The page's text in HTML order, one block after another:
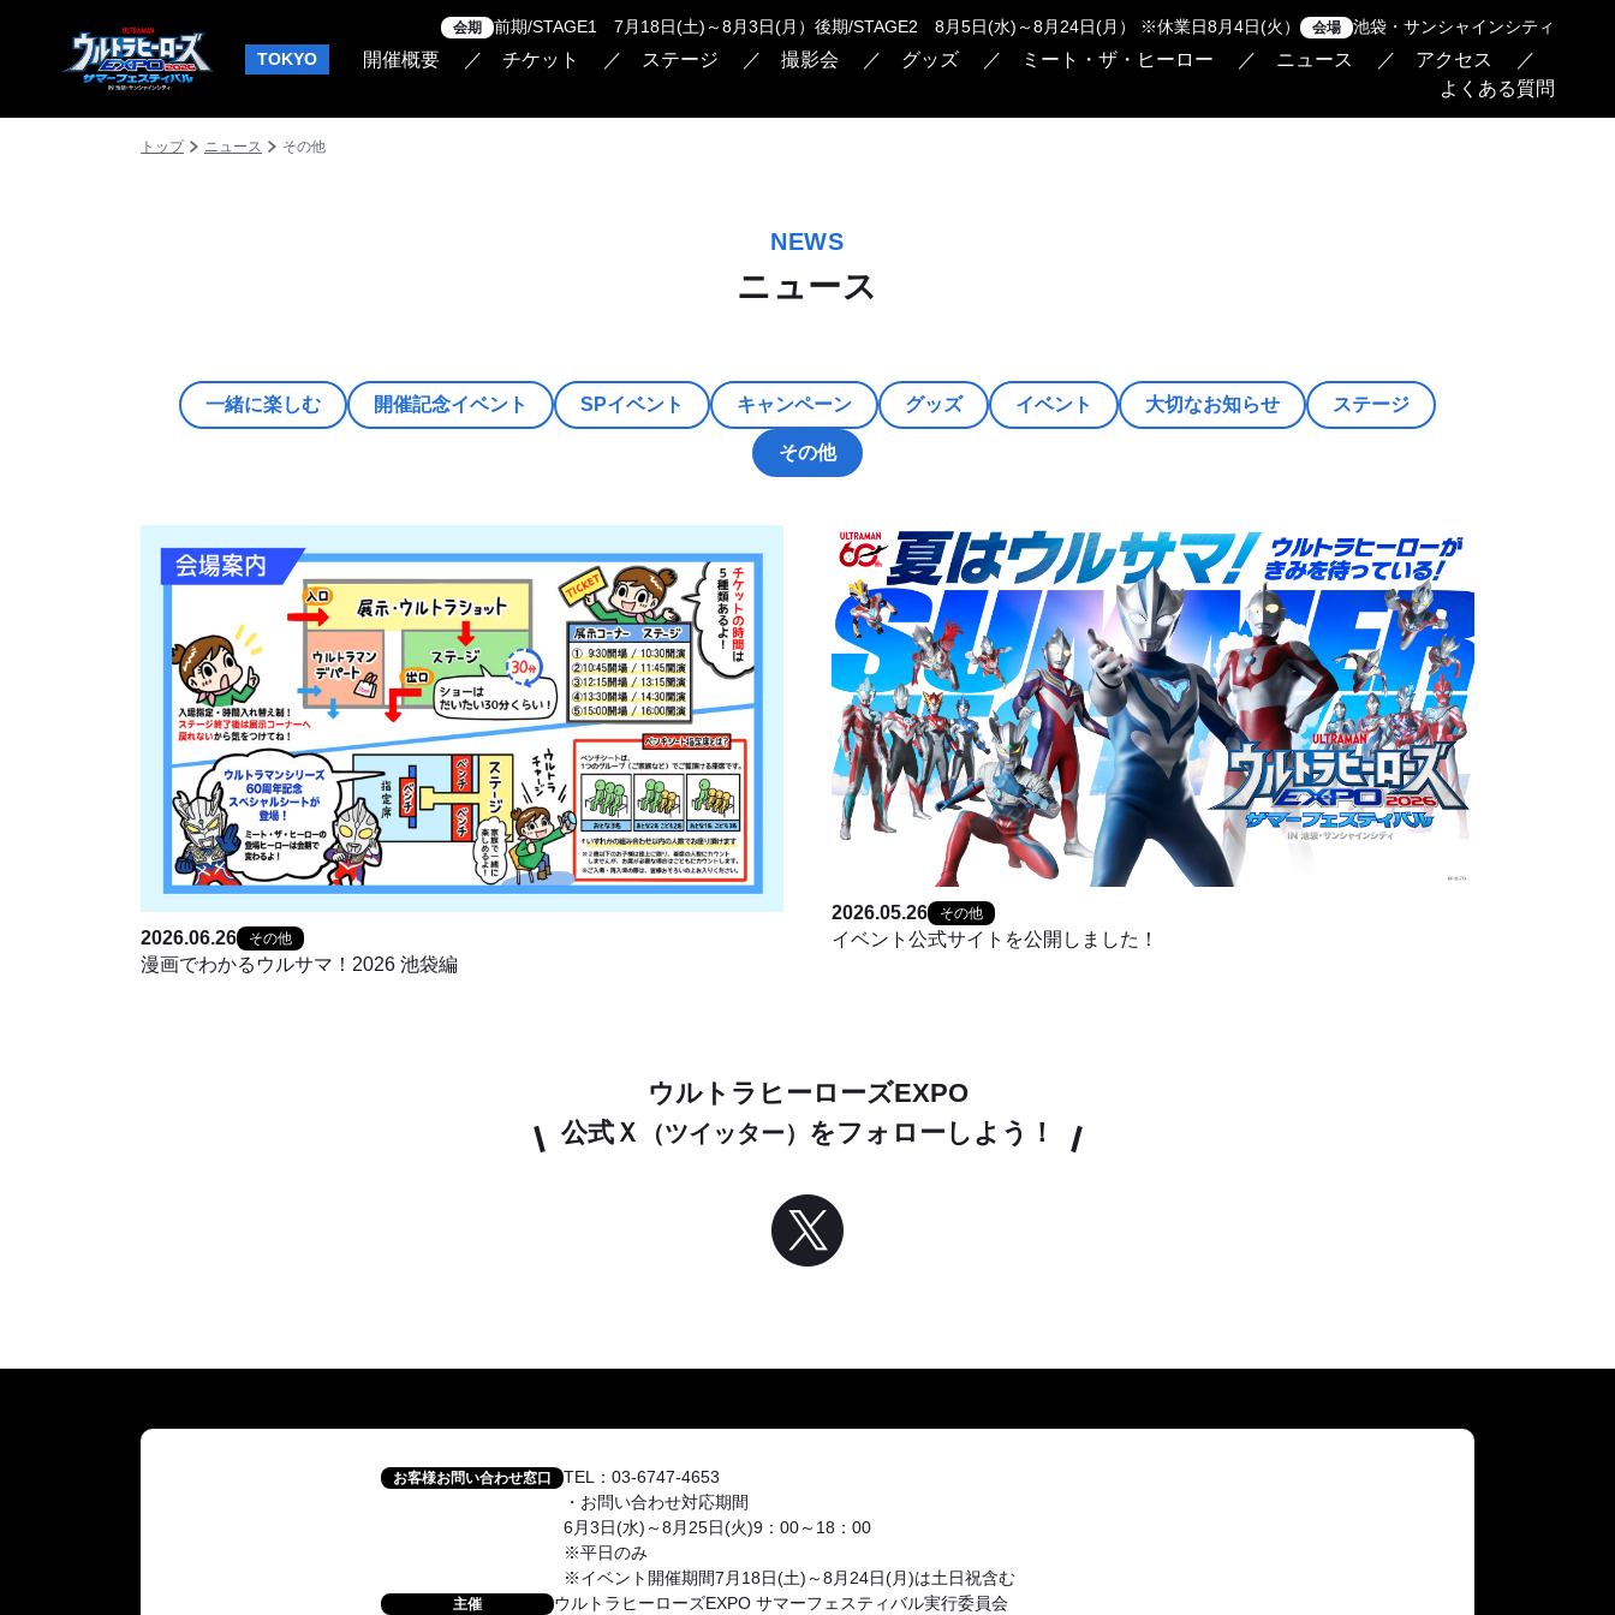
TOKYO
会期 前期/STAGE1 7月18日(土)～8月3日(月）後期/STAGE2 8月5日(水)～8月24日(月） ※休業日8月4日(火） 会場 池袋・サンシャインシティ
開催概要 チケット ステージ 撮影会 グッズ ミート・ザ・ヒーロー ニュース
アクセス
よくある質問
トップ ニュース その他
NEWS
ニュース
一緒に楽しむ 開催記念イベント SPイベント キャンペーン グッズ イベント 大切なお知らせ ステージ
その他
2026.06.26 その他
漫画でわかるウルサマ！2026 池袋編
2026.05.26 その他
イベント公式サイトを公開しました！
ウルトラヒーローズEXPO
公式Ｘ
（ツイッター） をフォローしよう！
お客様お問い合わせ窓口
TEL：03-6747-4653
・お問い合わせ対応期間
6月3日(水)～8月25日(火)9：00～18：00
※平日のみ
※イベント開催期間7月18日(土)～8月24日(月)は土日祝含む
主催 ウルトラヒーローズEXPO サマーフェスティバル実行委員会